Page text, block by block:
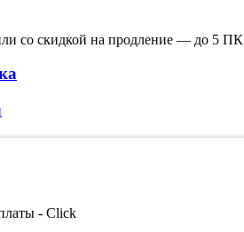
со скидкой на продление — до 5 ПК